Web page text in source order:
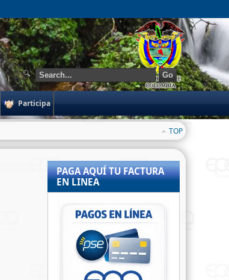
Go
Participa
TOP
PAGA AQUÍ TU FACTURA
EN LINEA